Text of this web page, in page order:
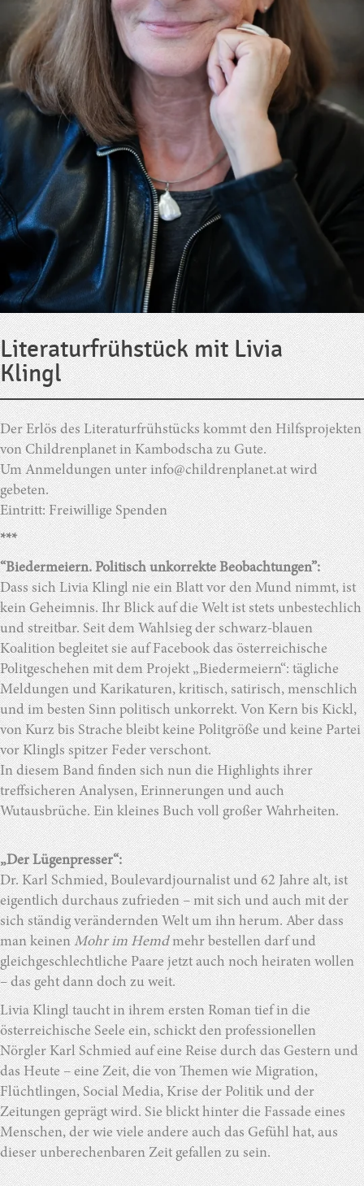
Literaturfrühstück mit Livia
Klingl
Der Erlös des Literaturfrühstücks kommt den Hilfsprojekten
von Childrenplanet in Kambodscha zu Gute.
Um Anmeldungen unter info@childrenplanet.at wird
gebeten.
Eintritt: Freiwillige Spenden
***
“Biedermeiern. Politisch unkorrekte Beobachtungen”:
Dass sich Livia Klingl nie ein Blatt vor den Mund nimmt, ist
kein Geheimnis. Ihr Blick auf die Welt ist stets unbestechlich
und streitbar. Seit dem Wahlsieg der schwarz-blauen
Koalition begleitet sie auf Facebook das österreichische
Politgeschehen mit dem Projekt „Biedermeiern“: tägliche
Meldungen und Karikaturen, kritisch, satirisch, menschlich
und im besten Sinn politisch unkorrekt. Von Kern bis Kickl,
von Kurz bis Strache bleibt keine Politgröße und keine Partei
vor Klingls spitzer Feder verschont.
In diesem Band finden sich nun die Highlights ihrer
treffsicheren Analysen, Erinnerungen und auch
Wutausbrüche. Ein kleines Buch voll großer Wahrheiten.
„Der Lügenpresser“:
Dr. Karl Schmied, Boulevardjournalist und 62 Jahre alt, ist
eigentlich durchaus zufrieden – mit sich und auch mit der
sich ständig verändernden Welt um ihn herum. Aber dass
man keinenMohr im Hemdmehr bestellen darf und
gleichgeschlechtliche Paare jetzt auch noch heiraten wollen
– das geht dann doch zu weit.
Livia Klingl taucht in ihrem ersten Roman tief in die
österreichische Seele ein, schickt den professionellen
Nörgler Karl Schmied auf eine Reise durch das Gestern und
das Heute – eine Zeit, die von Themen wie Migration,
Flüchtlingen, Social Media, Krise der Politik und der
Zeitungen geprägt wird. Sie blickt hinter die Fassade eines
Menschen, der wie viele andere auch das Gefühl hat, aus
dieser unberechenbaren Zeit gefallen zu sein.